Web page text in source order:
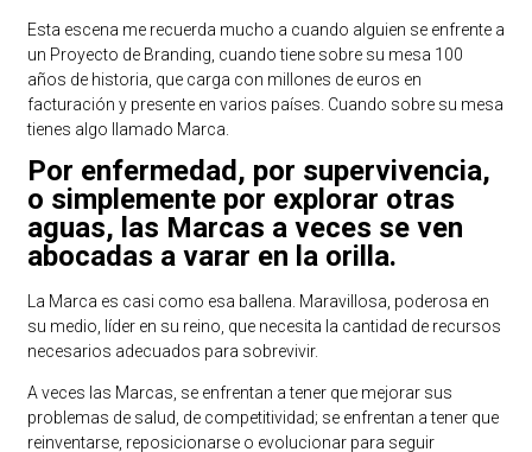
Esta escena me recuerda mucho a cuando alguien se enfrente a
un Proyecto de Branding, cuando tiene sobre su mesa 100
años de historia, que carga con millones de euros en
facturación y presente en varios países. Cuando sobre su mesa
tienes algo llamado Marca.
Por enfermedad, por supervivencia,
o simplemente por explorar otras
aguas, las Marcas a veces se ven
abocadas a varar en la orilla.
La Marca es casi como esa ballena. Maravillosa, poderosa en
su medio, líder en su reino, que necesita la cantidad de recursos
necesarios adecuados para sobrevivir.
A veces las Marcas, se enfrentan a tener que mejorar sus
problemas de salud, de competitividad; se enfrentan a tener que
reinventarse, reposicionarse o evolucionar para seguir